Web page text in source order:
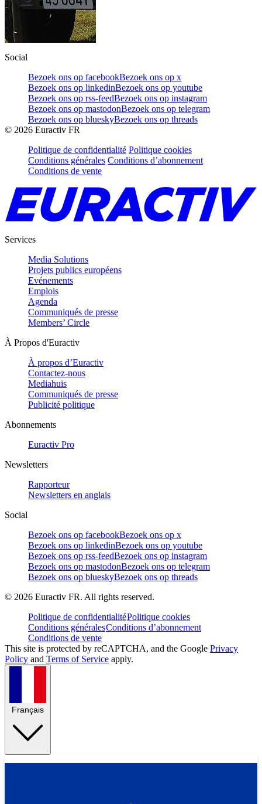
Social
Bezoek ons op facebookBezoek ons op x
Bezoek ons op linkedinBezoek ons op youtube
Bezoek ons op rss-feedBezoek ons op instagram
Bezoek ons op mastodonBezoek ons op telegram
Bezoek ons op blueskyBezoek ons op threads
© 2026 Euractiv FR
Politique de confidentialité Politique cookies
Conditions générales Conditions d’abonnement
Conditions de vente
Services
Media Solutions
Projets publics européens
Evénements
Emplois
Agenda
Communiqués de presse
Members’ Circle
À Propos d'Euractiv
À propos d’Euractiv
Contactez-nous
Mediahuis
Communiqués de presse
Publicité politique
Abonnements
Euractiv Pro
Newsletters
Rapporteur
Newsletters en anglais
Social
Bezoek ons op facebookBezoek ons op x
Bezoek ons op linkedinBezoek ons op youtube
Bezoek ons op rss-feedBezoek ons op instagram
Bezoek ons op mastodonBezoek ons op telegram
Bezoek ons op blueskyBezoek ons op threads
© 2026 Euractiv FR. All rights reserved.
Politique de confidentialitéPolitique cookies
Conditions généralesConditions d’abonnement
Conditions de vente
This site is protected by reCAPTCHA, and the Google Privacy
Policy and Terms of Service apply.
Français